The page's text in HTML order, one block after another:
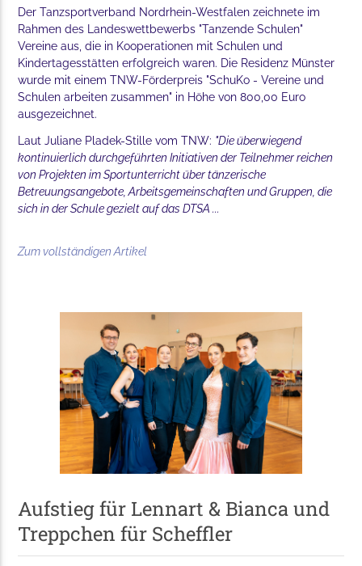
Der Tanzsportverband Nordrhein-Westfalen zeichnete im
Rahmen des Landeswettbewerbs "Tanzende Schulen"
Vereine aus, die in Kooperationen mit Schulen und
Kindertagesstätten erfolgreich waren. Die Residenz Münster
wurde mit einem TNW-Förderpreis "SchuKo - Vereine und
Schulen arbeiten zusammen" in Höhe von 800,00 Euro
ausgezeichnet.
Laut Juliane Pladek-Stille vom TNW: "Die überwiegend
kontinuierlich durchgeführten Initiativen der Teilnehmer reichen
von Projekten im Sportunterricht über tänzerische
Betreuungsangebote, Arbeitsgemeinschaften und Gruppen, die
sich in der Schule gezielt auf das DTSA ...
Zum vollständigen Artikel
Aufstieg für Lennart & Bianca und
Treppchen für Scheffler